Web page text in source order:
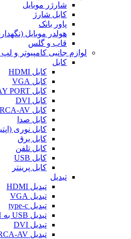
شارژر موبایل
کابل شارژ
پاور بانک
هولدر موبایل
قاب و گلس
لوازم جانبی کامپیوتر و
کابل
کابل HDMI
کابل VGA
کابل DISPLAY PORT
کابل DVI
کابل RCA-AV
کابل صدا
کابل نوری
کابل برق
کابل تلفن
کابل USB
کابل پرینتر
تبدیل
تبدیل HDMI
تبدیل VGA
تبدیل type-c
تبدیل USB به LAN
تبدیل DVI
تبدیل RCA-AV